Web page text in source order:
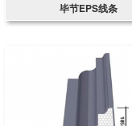
毕节EPS线条